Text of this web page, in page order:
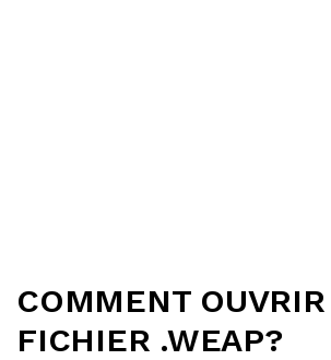
COMMENT
FICHIER .WEAP?